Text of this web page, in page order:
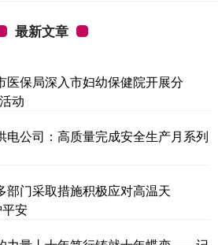
最新文章
医保局深入市妇幼保健院开展分
动
电公司：高质量完成安全生产月系列
部门采取措施积极应对高温天
平安